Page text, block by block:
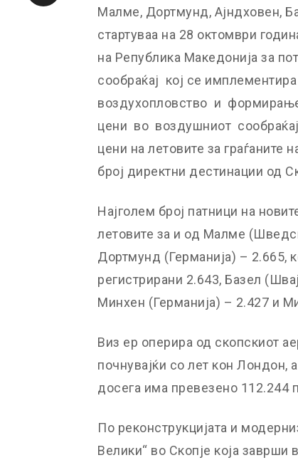
Малме, Дортмунд, Ајндховен,
стартуваа на 28 октомври
на Република Македонија за
сообраќај кој се
воздухопловство и
цени во воздушниот
цени на летовите за граѓаните
број директни дестинации од
Најголем број патници на
летовите за и од Малме
Дортмунд (Германија) – 2.665,
регистрирани 2.643, Базел
Минхен (Германија) – 2.427 и
Виз ер оперира од скопскиот
почнувајќи со лет кон Лондон,
досега има превезено 112.244
По реконструкцијата и
Велики“ во Скопје која заврши